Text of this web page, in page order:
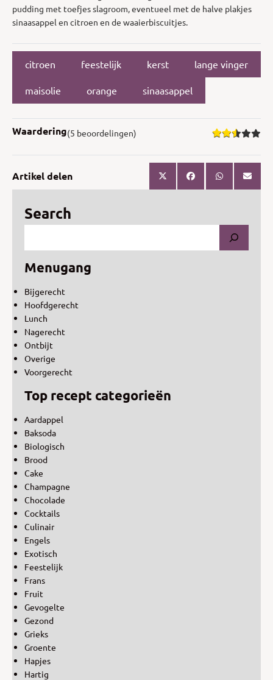
pudding met toefjes slagroom, eventueel met de halve plakjes
sinaasappel en citroen en de waaierbiscuitjes.
citroen feestelijk kerst lange vinger
maisolie orange sinaasappel
Waardering(5 beoordelingen)
Artikel delen
Search
Menugang
Bijgerecht
Hoofdgerecht
Lunch
Nagerecht
Ontbijt
Overige
Voorgerecht
Top recept categorieën
Aardappel
Baksoda
Biologisch
Brood
Cake
Champagne
Chocolade
Cocktails
Culinair
Engels
Exotisch
Feestelijk
Frans
Fruit
Gevogelte
Gezond
Grieks
Groente
Hapjes
Hartig